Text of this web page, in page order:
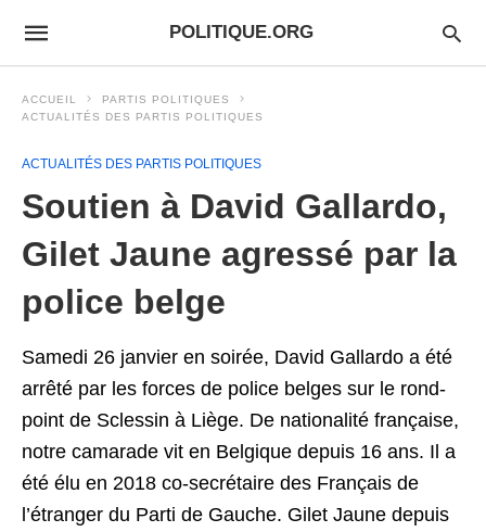
POLITIQUE.ORG
ACCUEIL
PARTIS POLITIQUES
ACTUALITÉS DES PARTIS POLITIQUES
ACTUALITÉS DES PARTIS POLITIQUES
Soutien à David Gallardo,
Gilet Jaune agressé par la
police belge
Samedi 26 janvier en soirée, David Gallardo a été
arrêté par les forces de police belges sur le rond-
point de Sclessin à Liège. De nationalité française,
notre camarade vit en Belgique depuis 16 ans. Il a
été élu en 2018 co-secrétaire des Français de
l’étranger du Parti de Gauche. Gilet Jaune depuis